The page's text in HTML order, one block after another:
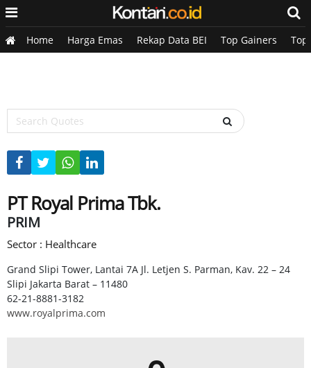
Home Harga Emas Rekap Data BEI Top Gainers Top
PT Royal Prima Tbk.
PRIM
Sector : Healthcare
Grand Slipi Tower, Lantai 7A Jl. Letjen S. Parman, Kav. 22 – 24
Slipi Jakarta Barat – 11480
62-21-8881-3182
www.royalprima.com